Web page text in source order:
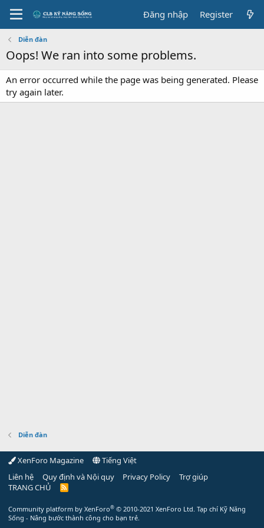
Đăng nhập Register
Diễn đàn
Oops! We ran into some problems.
An error occurred while the page was being generated. Please
try again later.
Diễn đàn
XenForo Magazine
Tiếng Việt
Liên hệ
Quy định và Nội quy Privacy Policy
Trợ giúp
TRANG CHỦ
R
Community platform by XenForo® © 2010-2021 XenForo Ltd. Tạp chí Kỹ Năng
Sống - Nâng bước thành công cho bạn trẻ.